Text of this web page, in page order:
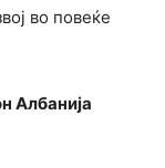
во повеќе
Албанија